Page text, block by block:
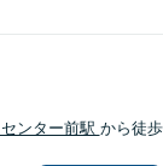
軽ンター前駅 から徒歩